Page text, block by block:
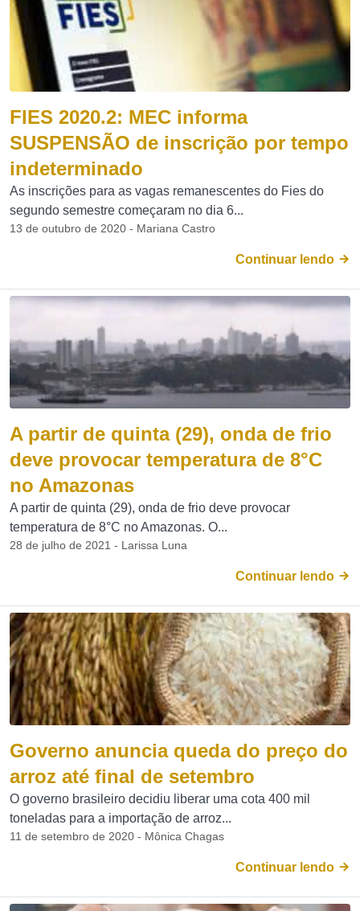
FIES 2020.2: MEC informa
SUSPENSÃO de inscrição por tempo
indeterminado
As inscrições para as vagas remanescentes do Fies do
segundo semestre começaram no dia 6...
13 de outubro de 2020 - Mariana Castro
Continuar lendo
A partir de quinta (29), onda de frio
deve provocar temperatura de 8°C
no Amazonas
A partir de quinta (29), onda de frio deve provocar
temperatura de 8°C no Amazonas. O...
28 de julho de 2021 - Larissa Luna
Continuar lendo
Governo anuncia queda do preço do
arroz até final de setembro
O governo brasileiro decidiu liberar uma cota 400 mil
toneladas para a importação de arroz...
11 de setembro de 2020 - Mônica Chagas
Continuar lendo